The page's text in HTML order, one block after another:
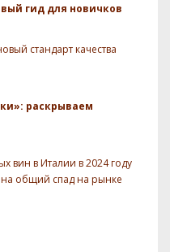
гид для новичков
стандарт качества
раскрываем
вин в Италии в 2024 году
на общий спад на рынке